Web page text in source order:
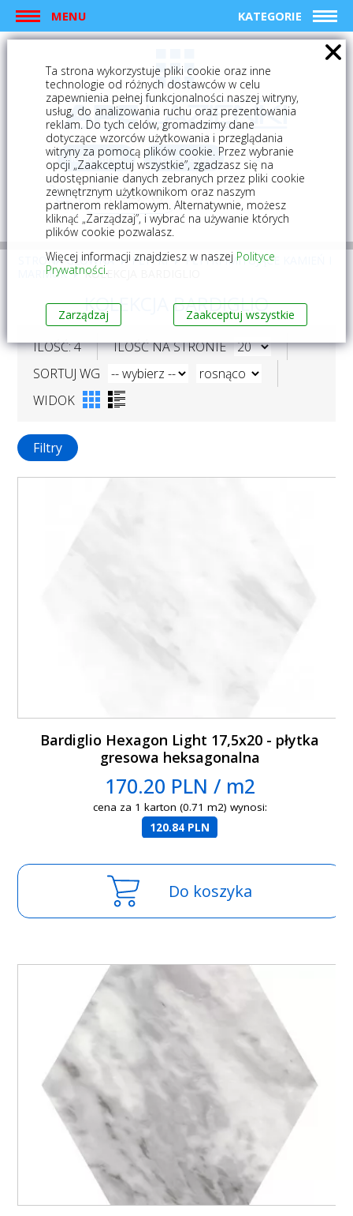
MENU KATEGORIE
logowanie rejestracja
Mój koszyk (0)
STRONA GŁÓWNA PŁYTKI
PŁYTKI IMITUJĄCE KAMIEŃ I
MARMUR
KOLEKCJA BARDIGLIO
KOLEKCJA BARDIGLIO
ILOŚĆ: 4
ILOŚĆ NA STRONIE
SORTUJ WG
WIDOK
Filtry
Bardiglio Hexagon Light 17,5x20 - płytka
gresowa heksagonalna
170.20 PLN / m2
cena za 1 karton (0.71 m2) wynosi:
120.84 PLN
Do koszyka
Ta strona wykorzystuje pliki cookie oraz inne
technologie od różnych dostawców w celu
zapewnienia pełnej funkcjonalności naszej witryny,
usług, do analizowania ruchu oraz prezentowania
reklam. Do tych celów, gromadzimy dane
dotyczące wzorców użytkowania i przeglądania
witryny za pomocą plików cookie. Przez wybranie
opcji „Zaakceptuj wszystkie”, zgadzasz się na
udostępnianie danych zebranych przez pliki cookie
zewnętrznym użytkownikom oraz naszym
partnerom reklamowym. Alternatywnie, możesz
kliknąć „Zarządzaj”, i wybrać na używanie których
plików cookie pozwalasz.
Więcej informacji znajdziesz w naszej Polityce
Prywatności.
Zarządzaj Zaakceptuj wszystkie